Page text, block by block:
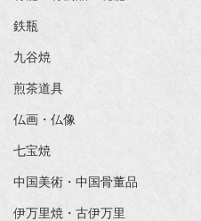
鉄瓶
九谷焼
煎茶道具
仏画・仏像
七宝焼
中国美術・中国骨董品
伊万里焼・古伊万里